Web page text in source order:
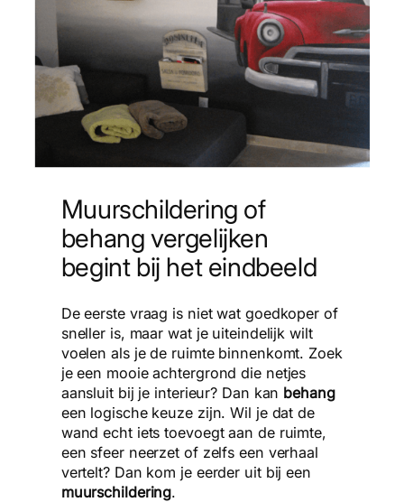
Muurschildering of
behang vergelijken
begint bij het eindbeeld
De eerste vraag is niet wat goedkoper of
sneller is, maar wat je uiteindelijk wilt
voelen als je de ruimte binnenkomt. Zoek
je een mooie achtergrond die netjes
aansluit bij je interieur? Dan kan behang
een logische keuze zijn. Wil je dat de
wand echt iets toevoegt aan de ruimte,
een sfeer neerzet of zelfs een verhaal
vertelt? Dan kom je eerder uit bij een
muurschildering.